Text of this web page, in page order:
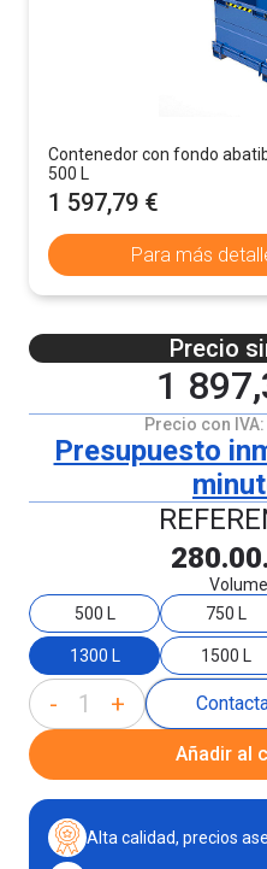
Contenedor con fondo
500 L
1 597,79 €
Para más
Precio
1
Precio con IVA:
Presupuesto
500 L
750 L
1300 L 1500 L
- +
Añadir al
Alta calidad, precios